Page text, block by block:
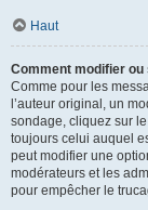
Haut
Comment modifier
Comme pour les
l’auteur original, un
sondage, cliquez sur
toujours celui auquel
peut modifier une
modérateurs et les
pour empêcher le